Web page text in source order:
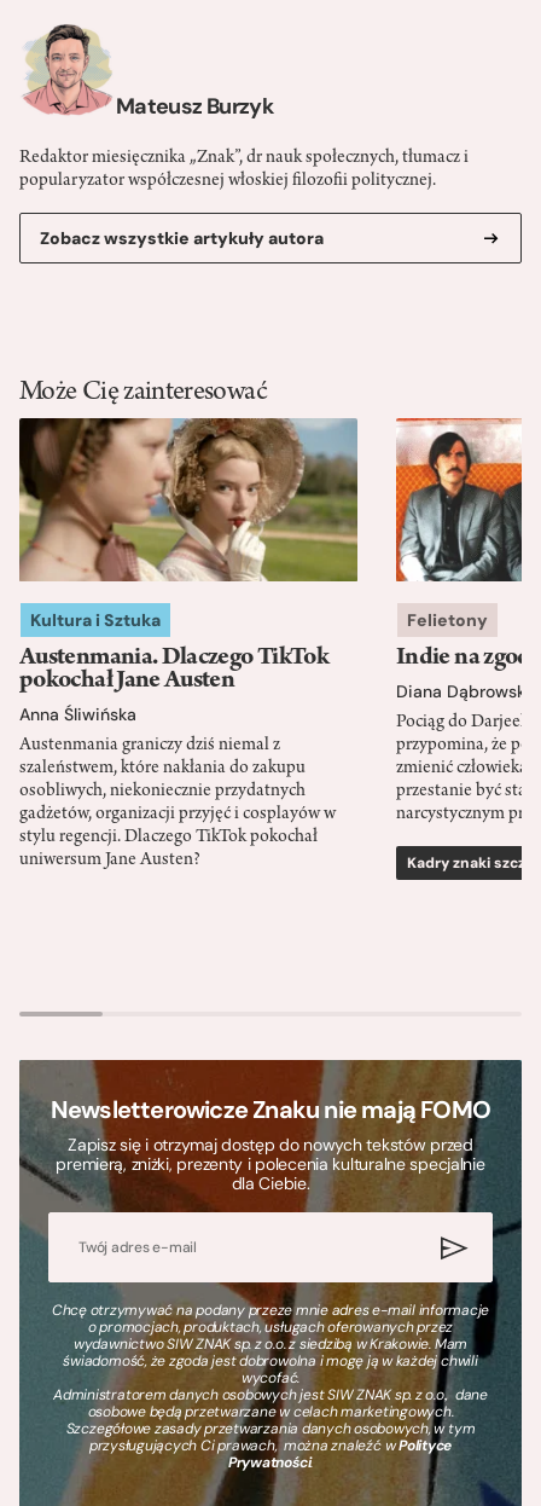
Mateusz Burzyk
Redaktor miesięcznika „Znak”, dr nauk społecznych, tłumacz i
popularyzator współczesnej włoskiej filozofii politycznej.
Zobacz wszystkie artykuły autora
Może Cię zainteresować
Kultura i Sztuka
Austenmania. Dlaczego TikTok
pokochał Jane Austen
Anna Śliwińska
Austenmania graniczy dziś niemal z
szaleństwem, które nakłania do zakupu
osobliwych, niekoniecznie przydatnych
gadżetów, organizacji przyjęć i cosplayów w
stylu regencji. Dlaczego TikTok pokochał
uniwersum Jane Austen?
Felietony
Indie na
Diana Dąbrowska
Pociąg do
przypomina, że
zmienić człowieka
przestanie być
narcystycznym
Kadry znaki
Newsletterowicze Znaku nie mają FOMO
Zapisz się i otrzymaj dostęp do nowych tekstów przed
premierą, zniżki, prezenty i polecenia kulturalne specjalnie
dla Ciebie.
Chcę otrzymywać na podany przeze mnie adres e-mail informacje
o promocjach, produktach, usługach oferowanych przez
wydawnictwo SIW ZNAK sp. z o.o. z siedzibą w Krakowie. Mam
świadomość, że zgoda jest dobrowolna i mogę ją w każdej chwili
wycofać.
Administratorem danych osobowych jest SIW ZNAK sp. z o.o., dane
osobowe będą przetwarzane w celach marketingowych.
Szczegółowe zasady przetwarzania danych osobowych, w tym
przysługujących Ci prawach, można znaleźć wPolityce
Prywatności.